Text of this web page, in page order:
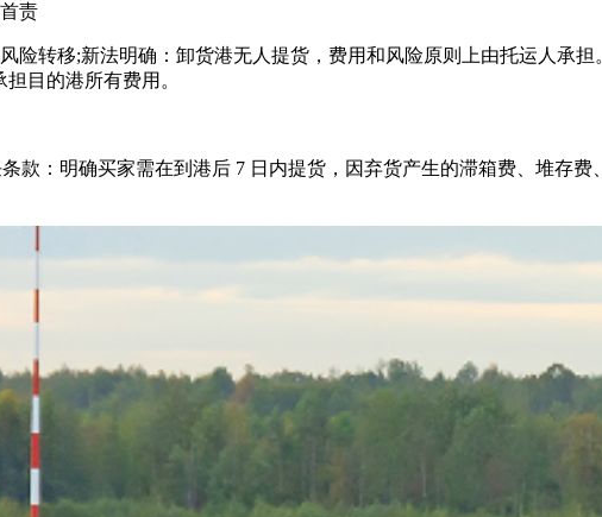
责
转移;新法明确：卸货港无人提货，费用和风险原则上由托运人承担
目的港所有费用。
：明确买家需在到港后 7 日内提货，因弃货产生的滞箱费、堆存费